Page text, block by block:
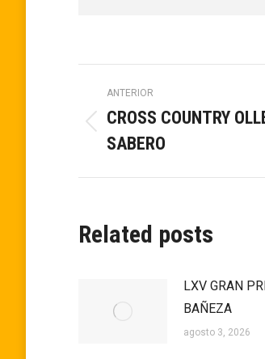
Navegación
entre
ANTERIOR
anterior:
CROSS COUNTRY
SABERO
Related posts
LXV GRAN
BAÑEZA
agosto 3, 2026